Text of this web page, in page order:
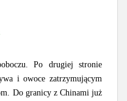
Po drugiej stronie
i owoce zatrzymującym
Do granicy z Chinami już